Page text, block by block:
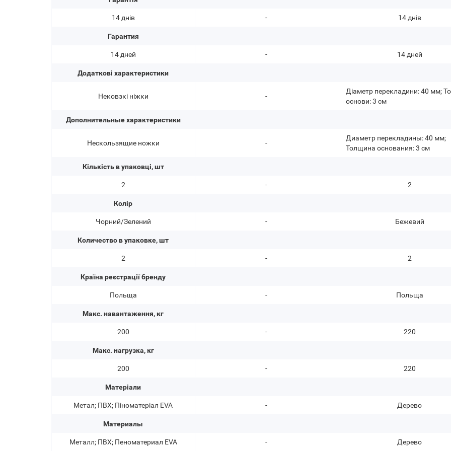
14 днів
Гарантия
14 дней
Додаткові характеристики
Нековзкі ніжки
Дополнительные характеристики
Нескользящие ножки
Кількість в упаковці, шт
2
Колір
Чорний/Зелений
Количество в упаковке, шт
2
Країна реєстрації бренду
Польща
Макс. навантаження, кг
200
Макс. нагрузка, кг
200
Матеріали
Метал; ПВХ; Піноматеріал EVA
Материалы
Металл; ПВХ; Пеноматериал EVA
-
-
-
-
-
-
-
-
-
-
-
-
14 днів
14 дней
Діаметр перекладини: 40 мм;
основи: 3 см
Диаметр перекладины: 40 мм;
Толщина основания: 3 см
2
Бежевий
2
Польща
220
220
Дерево
Дерево